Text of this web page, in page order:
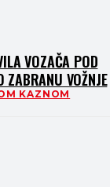
VOZAČA POD
ZABRANU VOŽNJE
KAZNOM